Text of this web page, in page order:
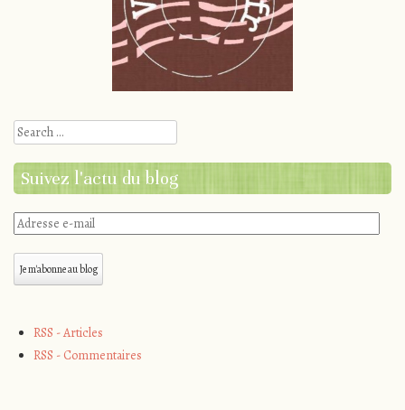
Search
Suivez l'actu du blog
Adresse
mail
Je m'abonne au blog
RSS - Articles
RSS - Commentaires